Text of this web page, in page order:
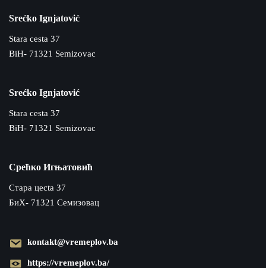
Srećko Ignjatović
Stara cesta 37
BiH- 71321 Semizovac
Srećko Ignjatović
Stara cesta 37
BiH- 71321 Semizovac
Срећко Игњатовић
Cтара цecta 37
БиХ- 71321 Семизовац
kontakt@vremeplov.ba
https://vremeplov.ba/